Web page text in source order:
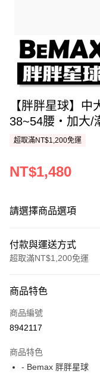
【胖胖星球】
38~54腰‧加大/
超取滿NT$1,200免運
NT$1,480
請選擇商品選項
付款與運送方式
超取滿NT$1,200免運
信用卡一次付款
超商取貨付款
Apple Pay
商品特色
商品編號
8942117
商品特色
- Bemax 胖胖星球